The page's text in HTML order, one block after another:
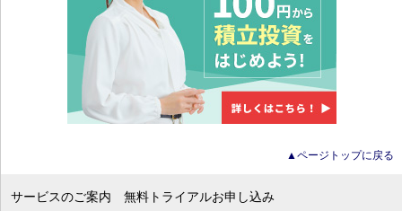
▲ページトップに戻る
サービスのご案内 無料トライアルお申し込み